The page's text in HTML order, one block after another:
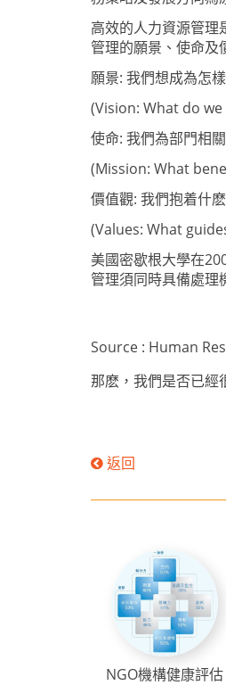
高效的人力資源管理
管理的願景、使命及
願景: 我們想成為怎
(Vision: What do
使命: 我們為部門相
(Mission: What
價值觀: 我們抱着什
(Values: What
美國密歇根大學在
管理須同時具備處理
Source : Human
那麽，我們是否已經
返回
NGO機構健康評估